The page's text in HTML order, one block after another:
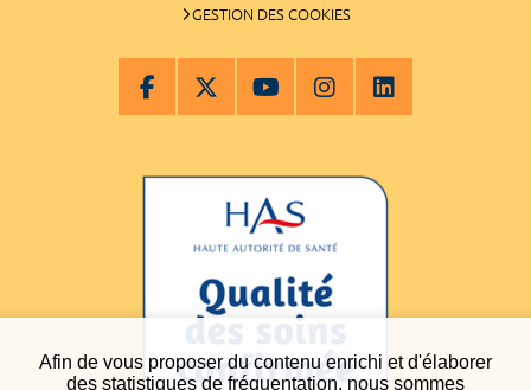
Afin de vous proposer du contenu enrichi et d'élaborer
des statistiques de fréquentation, nous sommes
GESTION DES COOKIES